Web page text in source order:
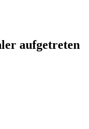
aufgetreten